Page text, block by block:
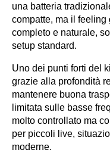
una batteria
compatte, ma il feeling
completo e naturale,
setup standard.
Uno dei punti forti del
grazie alla profondità
mantenere buona
limitata sulle basse
molto controllato ma
per piccoli live,
moderne.